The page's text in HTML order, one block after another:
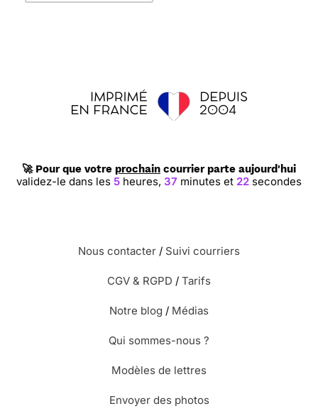
🚀 Pour que votre prochain courrier parte aujourd'hui
validez-le dans les5 heures,37 minutes et21secondes
Nous contacter / Suivi courriers
CGV & RGPD / Tarifs
Notre blog / Médias
Qui sommes-nous ?
Modèles de lettres
Envoyer des photos